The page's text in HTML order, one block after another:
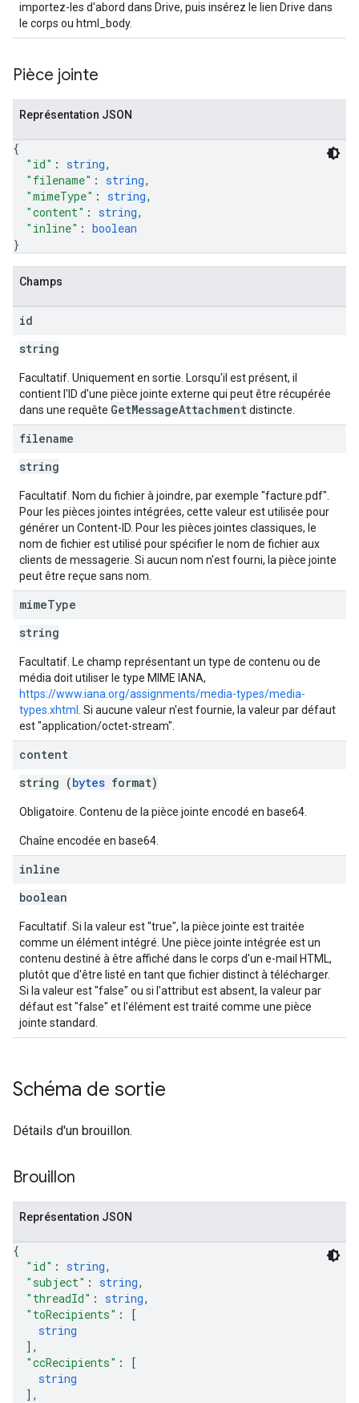
importez-les d'abord dans Drive, puis insérez le lien Drive dans
le corps ou html_body.
Pièce jointe
Représentation JSON
{
"id" : string,
"filename" : string,
"mimeType" : string,
"content" : string,
"inline" : boolean
}
Champs
id
string
Facultatif. Uniquement en sortie. Lorsqu'il est présent, il
contient l'ID d'une pièce jointe externe qui peut être récupérée
dans une requête GetMessageAttachmentdistincte.
filename
string
Facultatif. Nom du fichier à joindre, par exemple "facture.pdf".
Pour les pièces jointes intégrées, cette valeur est utilisée pour
générer un Content-ID. Pour les pièces jointes classiques, le
nom de fichier est utilisé pour spécifier le nom de fichier aux
clients de messagerie. Si aucun nom n'est fourni, la pièce jointe
peut être reçue sans nom.
mimeType
string
Facultatif. Le champ représentant un type de contenu ou de
média doit utiliser le type MIME IANA,
https://www.iana.org/assignments/media-types/media-
types.xhtml
. Si aucune valeur n'est fournie, la valeur par défaut
est "application/octet-stream".
content
string (bytes format)
Obligatoire. Contenu de la pièce jointe encodé en base64.
Chaîne encodée en base64.
inline
boolean
Facultatif. Si la valeur est "true", la pièce jointe est traitée
comme un élément intégré. Une pièce jointe intégrée est un
contenu destiné à être affiché dans le corps d'un e-mail HTML,
plutôt que d'être listé en tant que fichier distinct à télécharger.
Si la valeur est "false" ou si l'attribut est absent, la valeur par
défaut est "false" et l'élément est traité comme une pièce
jointe standard.
Schéma de sortie
Détails d'un brouillon.
Brouillon
Représentation JSON
{
"id" : string,
"subject" : string,
"threadId" : string,
"toRecipients" :
[
string
] ,
"ccRecipients" :
[
string
] ,